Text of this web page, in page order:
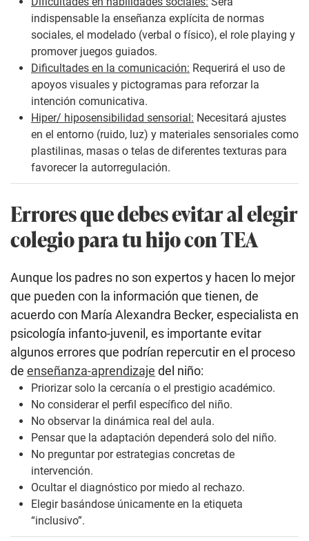
indispensable la enseñanza explícita de normas
sociales, el modelado (verbal o físico), el role playing y
promover juegos guiados.
Dificultades en la comunicación: Requerirá el uso de
apoyos visuales y pictogramas para reforzar la
intención comunicativa.
Hiper/ hiposensibilidad sensorial: Necesitará ajustes
en el entorno (ruido, luz) y materiales sensoriales como
plastilinas, masas o telas de diferentes texturas para
favorecer la autorregulación.
Errores que debes evitar al elegir
colegio para tu hijo con TEA
Aunque los padres no son expertos y hacen lo mejor
que pueden con la información que tienen, de
acuerdo con María Alexandra Becker, especialista en
psicología infanto-juvenil, es importante evitar
algunos errores que podrían repercutir en el proceso
de enseñanza-aprendizaje del niño:
Priorizar solo la cercanía o el prestigio académico.
No considerar el perfil específico del niño.
No observar la dinámica real del aula.
Pensar que la adaptación dependerá solo del niño.
No preguntar por estrategias concretas de
intervención.
Ocultar el diagnóstico pormiedo al rechazo.
Elegir basándose únicamente en la etiqueta
“inclusivo”.